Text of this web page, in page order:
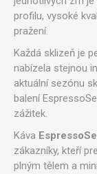
profilu, vysoké
pražení.
Každá sklizeň je
nabízela stejnou
aktuální sezónu
balení
zážitek.
Káva
zákazníky, kteří
plným tělem a